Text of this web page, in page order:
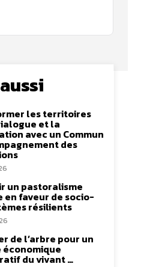
les territoires
et la
avec un Commun
des
un pastoralisme
en faveur de socio-
résilients
de l’arbre pour un
économique
du vivant …